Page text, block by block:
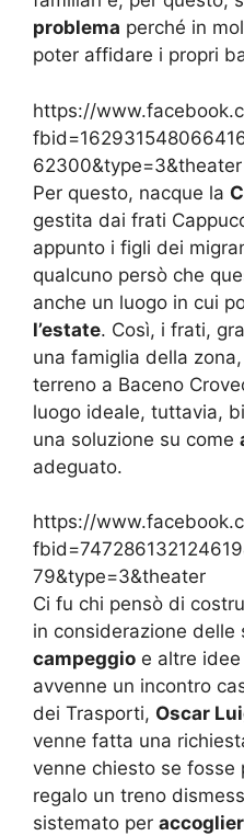
problema perché in
poter affidare i propri
https://
62300&type=3&theater
Per questo, nacque la
gestita dai frati
appunto i figli dei
qualcuno persò che
anche un luogo in cui
l’estate. Così, i frati,
una famiglia della
terreno a Baceno
luogo ideale, tuttavia,
una soluzione su come
adeguato.
https://
79&type=3&theater
Ci fu chi pensò di
in considerazione delle
campeggio e altre
avvenne un incontro
dei Trasporti, Oscar
venne fatta una
venne chiesto se fosse
regalo un treno
sistemato per